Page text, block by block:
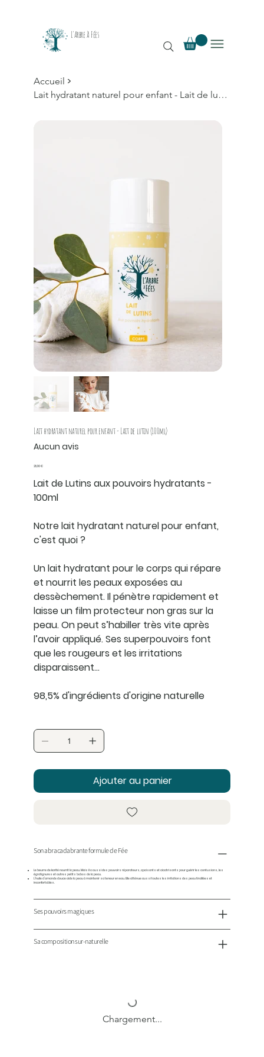
L'Arbre à Fées
Accueil >
Lait hydratant naturel pour enfant - Lait de lutin (100ml)
Lait hydratant naturel pour enfant - Lait de lutin (100ml)
Aucun avis
Prix
21,00 €
Lait de Lutins aux pouvoirs hydratants -
100ml
Notre lait hydratant naturel pour enfant,
c'est quoi ?
Un lait hydratant pour le corps qui répare
et nourrit les peaux exposées au
dessèchement. Il pénètre rapidement et
laisse un film protecteur non gras sur la
peau. On peut s’habiller très vite après
l’avoir appliqué. Ses superpouvoirs font
que les rougeurs et les irritations
disparaissent…
98,5% d'ingrédients d'origine naturelle
Ajouter au panier
Son abracadabrante formule de Fée
Le beurre de karité nourrit la peau. Mais il a aussi des pouvoirs réparateurs, apaisants et cicatrisants pour guérir les contusions, les
égratignures et autres petits bobos de la peau.
L’huile d’amande douce aide la peau à maintenir sa teneur en eau. Elle atténue aussi toutes les irritations des peau tiraillées et
inconfortables.
Ses pouvoirs magiques
Sa composition sur-naturelle
Chargement...